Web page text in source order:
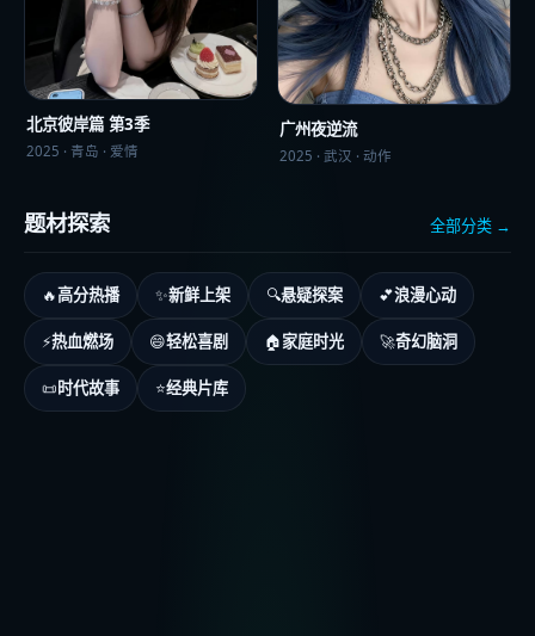
北京彼岸篇 第3季
2025 · 青岛 · 爱情
广州夜逆流
2025 · 武汉 · 动作
题材探索 全部分类 →
🔥高分热播 ✨新鲜上架 🔍悬疑探案 💕浪漫心动
⚡热血燃场 😄轻松喜剧 🏠家庭时光 🚀奇幻脑洞
📜时代故事 ⭐经典片库